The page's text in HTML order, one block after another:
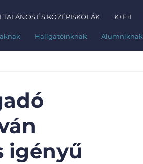
Hallgatóinknak Alumniknak
ÉS KÖZÉPISKOLÁK K+F+I
igényű